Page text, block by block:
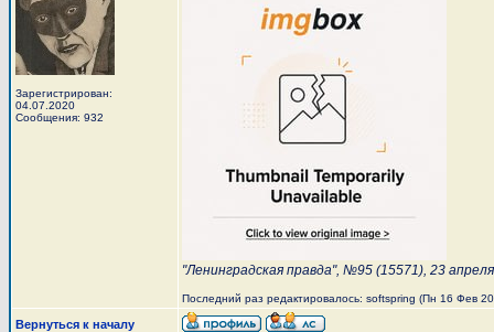
Зарегистрирован:
04.07.2020
Сообщения: 932
"Ленинградская правда", №95 (15571), 23
Последний раз редактировалось: softspring (Пн 16 Фев
Вернуться к началу